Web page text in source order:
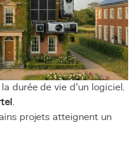
durée de vie d’un logiciel.
.
projets atteignent un